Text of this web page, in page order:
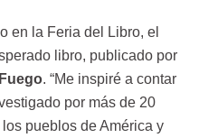
en la Feria del Libro, el
libro, publicado por
. “Me inspiré a contar
por más de 20
pueblos de América y